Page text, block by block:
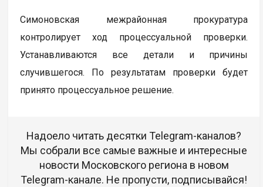
Симоновская межрайонная прокуратура
контролирует ход процессуальной проверки.
Устанавливаются все детали и причины
случившегося. По результатам проверки будет
принято процессуальное решение.
Надоело читать десятки Telegram-каналов?
Мы собрали все самые важные и интересные
новости Московского региона в новом
Telegram-канале. Не пропусти, подписывайся!